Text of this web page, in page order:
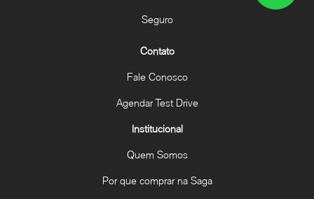
Seguro
Contato
Fale Conosco
Agendar Test Drive
Institucional
Quem Somos
Por que comprar na Saga